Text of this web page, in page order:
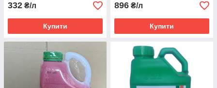
332 ₴/л
Купити
896 ₴/л
Купити